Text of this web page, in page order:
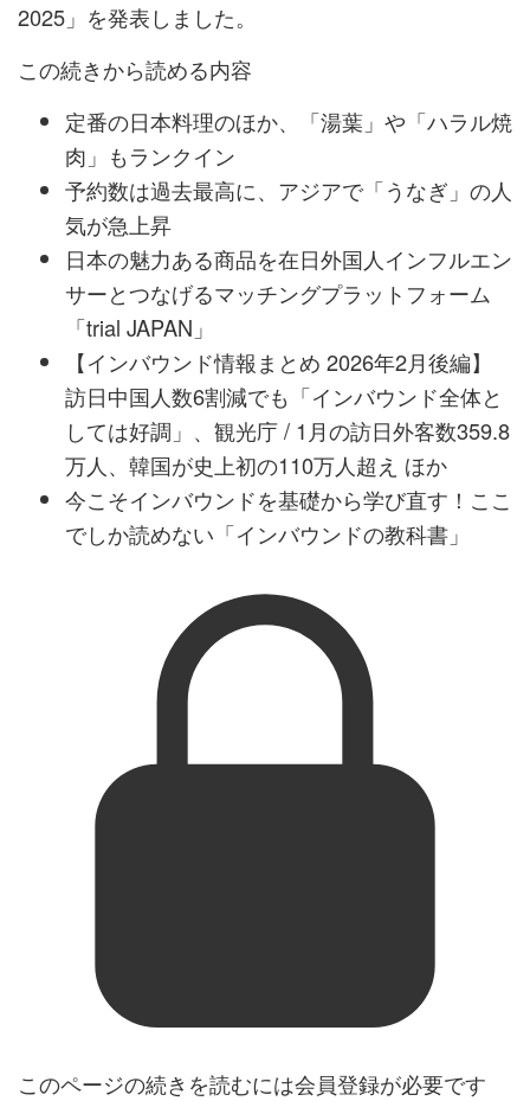
2025」を発表しました。
この続きから読める内容
定番の日本料理のほか、「湯葉」や「ハラル焼
肉」もランクイン
予約数は過去最高に、アジアで「うなぎ」の人
気が急上昇
日本の魅力ある商品を在日外国人インフルエン
サーとつなげるマッチングプラットフォーム
「trial JAPAN」
【インバウンド情報まとめ 2026年2月後編】
訪日中国人数6割減でも「インバウンド全体と
しては好調」、観光庁 / 1月の訪日外客数359.8
万人、韓国が史上初の110万人超え ほか
今こそインバウンドを基礎から学び直す！ここ
でしか読めない「インバウンドの教科書」
このページの続きを読むには会員登録が必要です